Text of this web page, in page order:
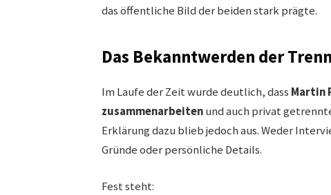
das öffentliche Bild der beiden stark prägte.
Das Bekanntwerden der
Im Laufe der Zeit wurde deutlich, dass Martin
zusammenarbeitenund auch privat
Erklärung dazu blieb jedoch aus. Weder
Gründe oder persönliche Details.
Fest steht: